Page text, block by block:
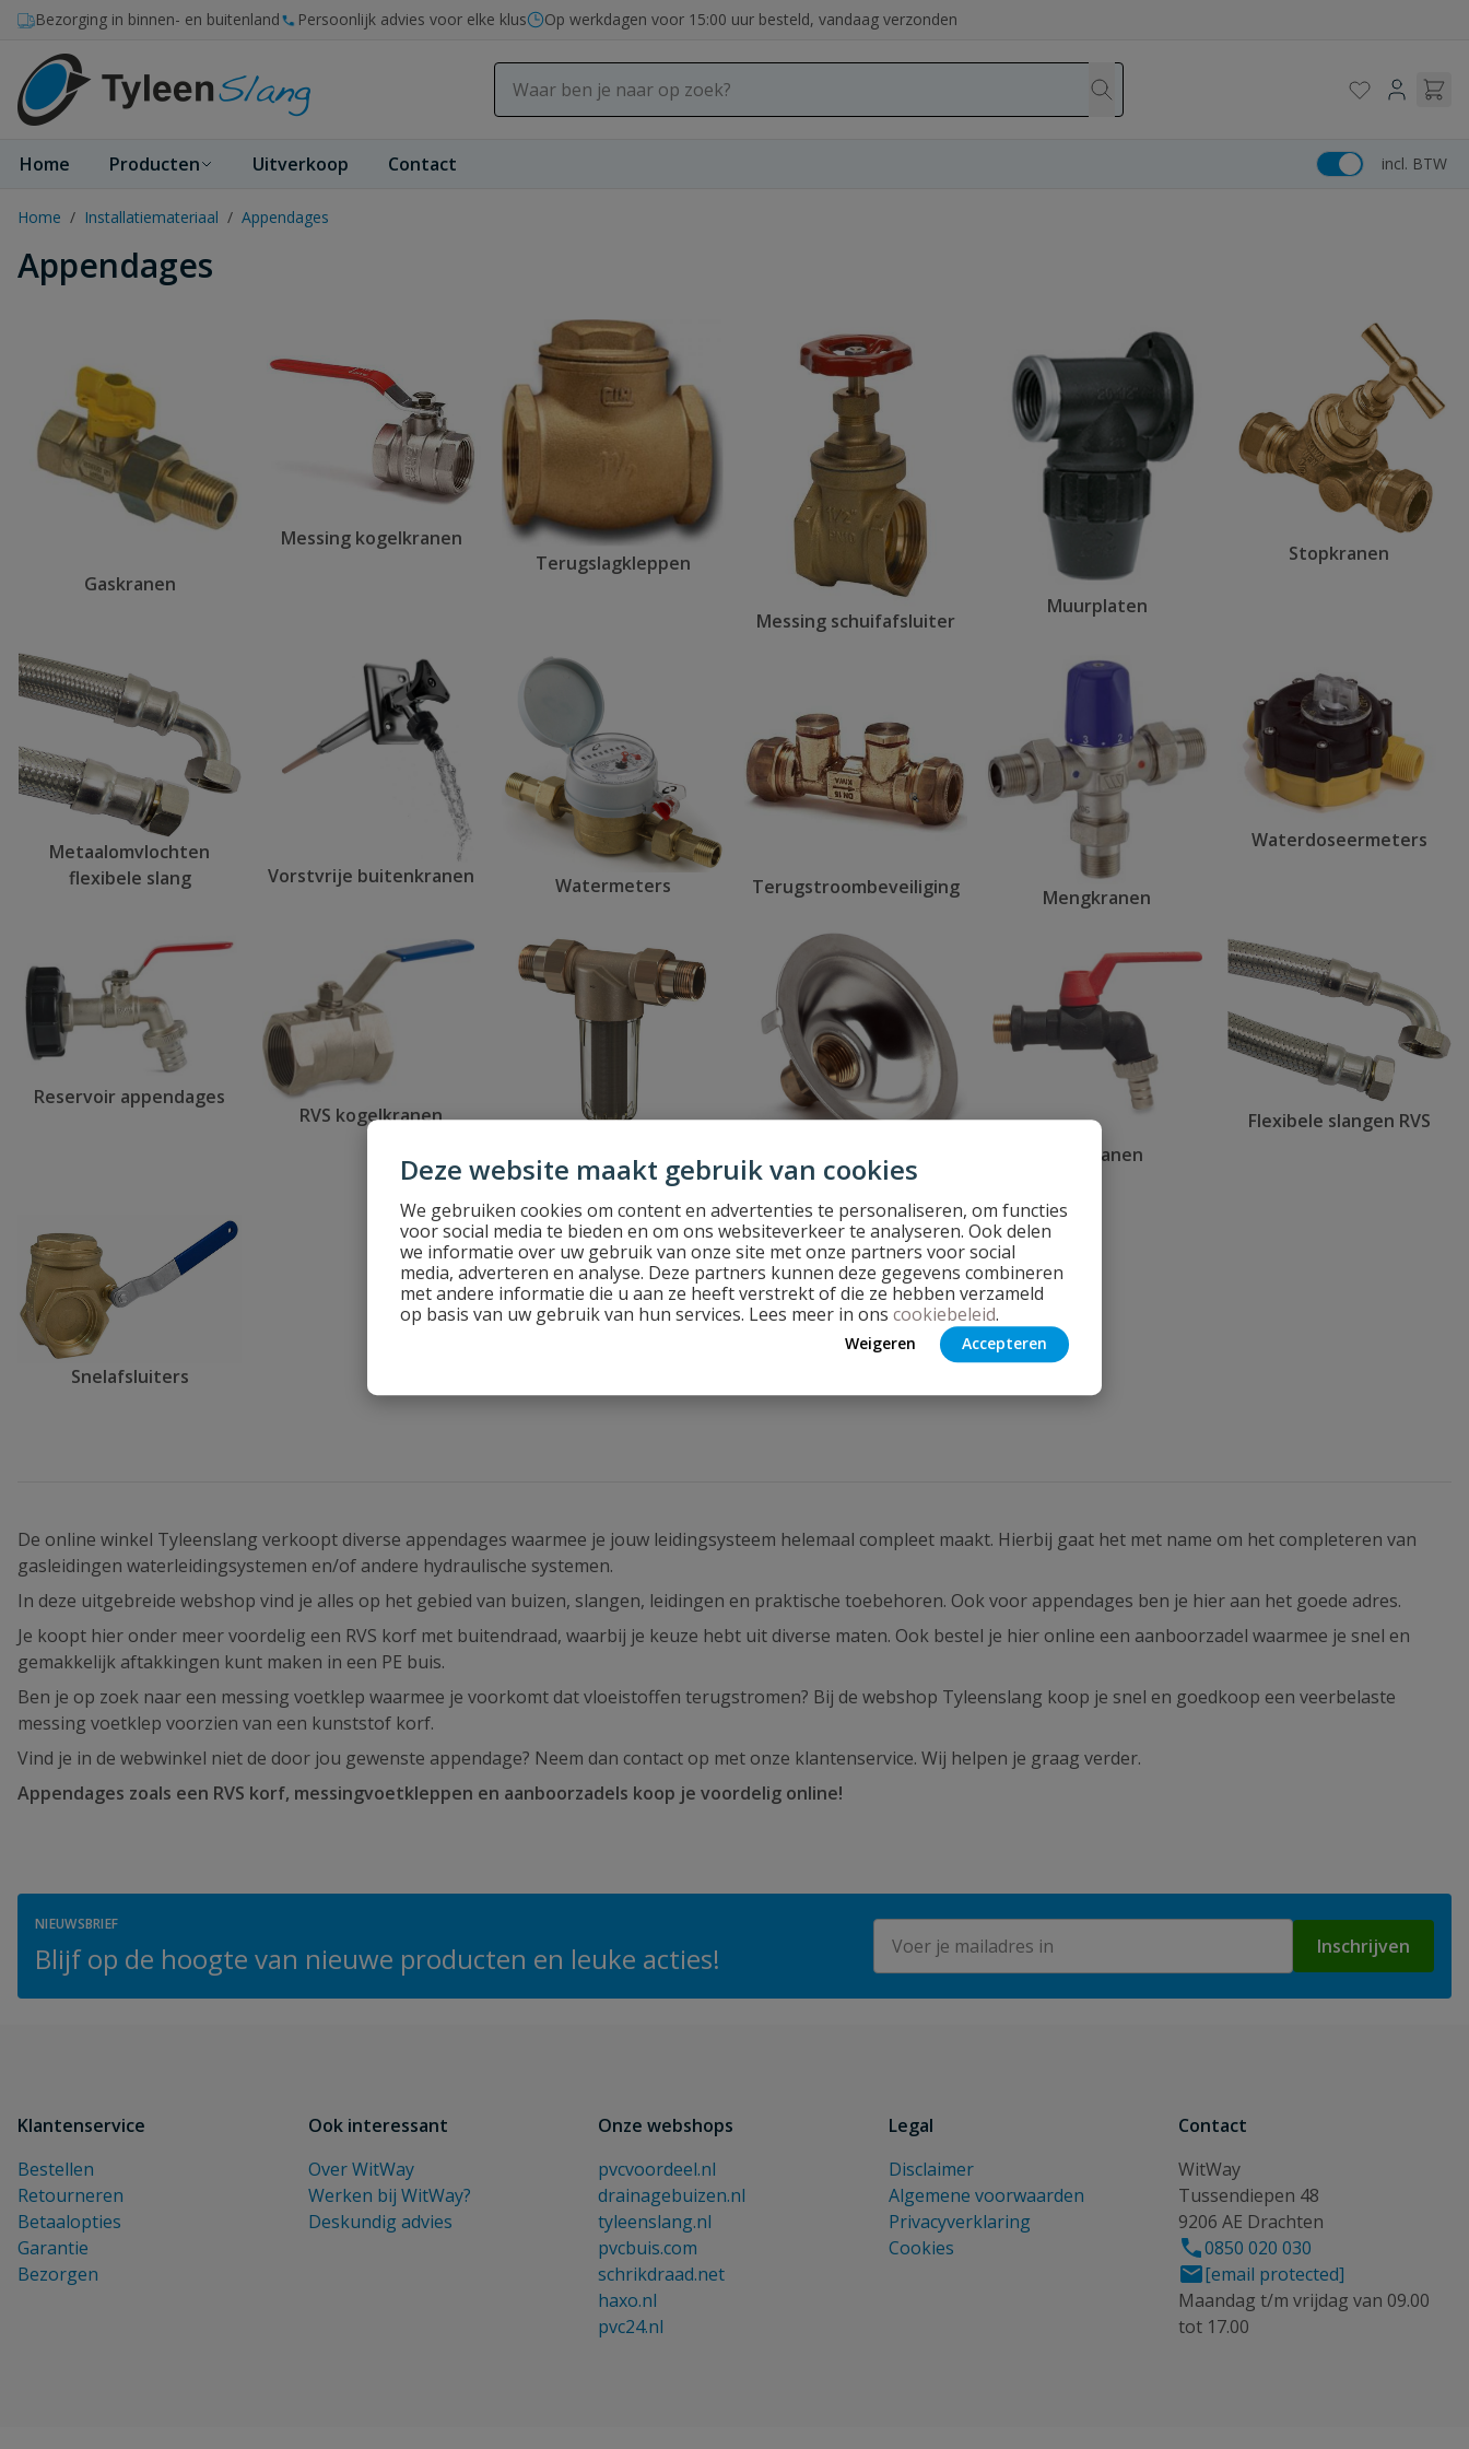
Deze website maakt gebruik van cookies
We gebruiken cookies om content en advertenties te personaliseren, om functies
voor social media te bieden en om ons websiteverkeer te analyseren. Ook delen
we informatie over uw gebruik van onze site met onze partners voor social
media, adverteren en analyse. Deze partners kunnen deze gegevens combineren
met andere informatie die u aan ze heeft verstrekt of die ze hebben verzameld
op basis van uw gebruik van hun services. Lees meer in ons cookiebeleid.
Weigeren Accepteren
Ga naar de inhoud
Bezorging in binnen- en buitenland Persoonlijk advies voor elke klus Op werkdagen voor 15:00 uur besteld, vandaag verzonden
Home Producten Uitverkoop Contact incl. BTW
Home / Installatiemateriaal / Appendages
Appendages
Gaskranen
Messing kogelkranen
Terugslagkleppen
Messing schuifafsluiter
Muurplaten
Stopkranen
Metaalomvlochten
flexibele slang
Vorstvrije buitenkranen Watermeters Terugstroombeveiliging Mengkranen
Waterdoseermeters
Reservoir appendages
RVS kogelkranen
Vuilvangers Gevelkommen & rozetten
Tapkranen
Flexibele slangen RVS
Snelafsluiters
De online winkel Tyleenslang verkoopt diverse appendages waarmee je jouw leidingsysteem helemaal compleet maakt. Hierbij gaat het met name om het completeren van
gasleidingen waterleidingsystemen en/of andere hydraulische systemen.
In deze uitgebreide webshop vind je alles op het gebied van buizen, slangen, leidingen en praktische toebehoren. Ook voor appendages ben je hier aan het goede adres.
Je koopt hier onder meer voordelig een RVS korf met buitendraad, waarbij je keuze hebt uit diverse maten. Ook bestel je hier online een aanboorzadel waarmee je snel en
gemakkelijk aftakkingen kunt maken in een PE buis.
Ben je op zoek naar een messing voetklep waarmee je voorkomt dat vloeistoffen terugstromen? Bij de webshop Tyleenslang koop je snel en goedkoop een veerbelaste
messing voetklep voorzien van een kunststof korf.
Vind je in de webwinkel niet de door jou gewenste appendage? Neem dan contact op met onze klantenservice. Wij helpen je graag verder.
Appendages zoals een RVS korf, messingvoetkleppen en aanboorzadels koop je voordelig online!
NIEUWSBRIEF
Blijf op de hoogte van nieuwe producten en leuke acties! Inschrijven
Klantenservice
Bestellen
Retourneren
Betaalopties
Garantie
Bezorgen
Ook interessant
Over WitWay
Werken bij WitWay?
Deskundig advies
Onze webshops
pvcvoordeel.nl
drainagebuizen.nl
tyleenslang.nl
pvcbuis.com
schrikdraad.net
haxo.nl
pvc24.nl
Legal
Disclaimer
Algemene voorwaarden
Privacyverklaring
Cookies
Contact
WitWay
Tussendiepen 48
9206 AE Drachten
0850 020 030
[email protected]
Maandag t/m vrijdag van 09.00
tot 17.00